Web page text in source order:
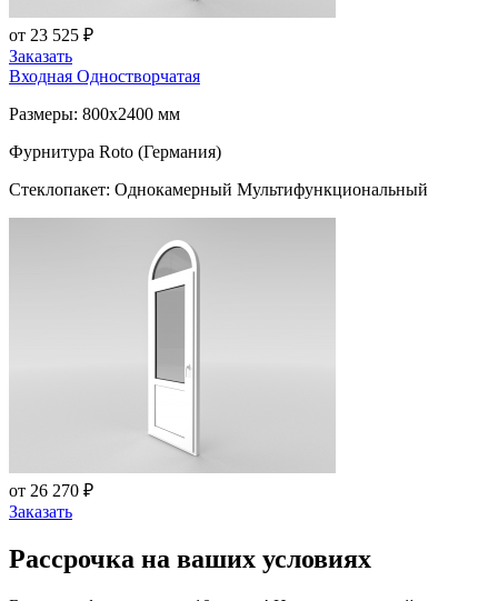
от 23 525 ₽
Заказать
Входная Одностворчатая
Размеры: 800x2400 мм
Фурнитура Roto (Германия)
Стеклопакет: Однокамерный Мультифункциональный
от 26 270 ₽
Заказать
Рассрочка на ваших условиях